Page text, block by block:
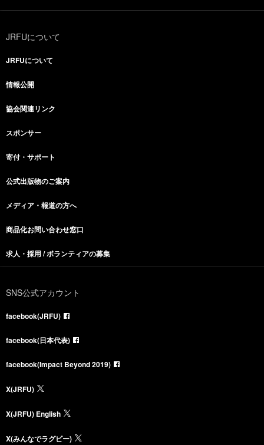
JRFUについて
JRFUについて
情報公開
協会関連リンク
スポンサー
寄付・サポート
公式出版物のご案内
メディア・報道の方へ
商品化お問い合わせ窓口
求人・採用 / ボランティアの募集
SNS公式アカウント
facebook(JRFU)
facebook(日本代表)
facebook(Impact Beyond 2019)
X(JRFU)
X(JRFU) English
X(みんなでラグビー)